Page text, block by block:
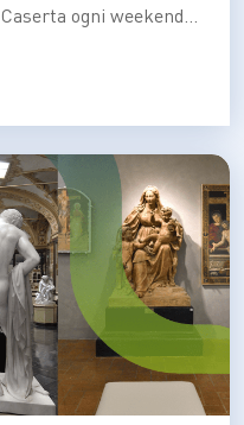
ogni weekend
lavorano insieme, forti
tecnologica e un
e costruire
Sorgenia…